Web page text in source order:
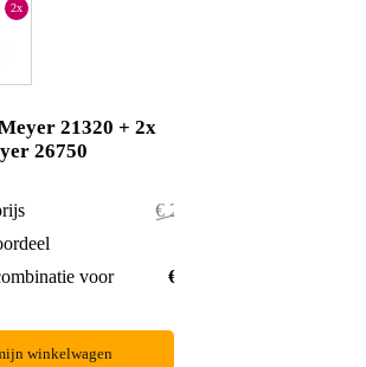
2x
21320 + 2x
26750
€ 201,80
voor
€ 195,-
winkelwagen